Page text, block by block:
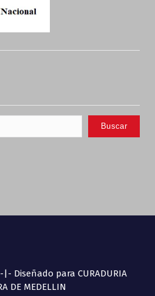
Diseñado para CURADURIA
DE MEDELLIN